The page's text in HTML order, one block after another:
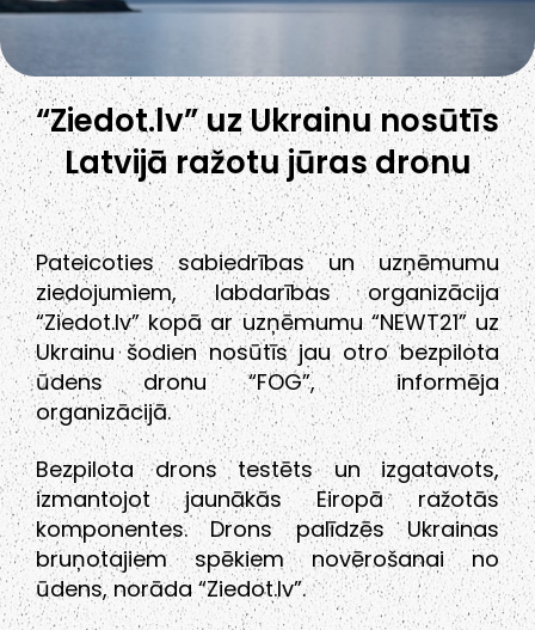
“Ziedot.lv” uz Ukrainu nosūtīs
Latvijā ražotu jūras dronu
Pateicoties sabiedrības un uzņēmumu
ziedojumiem, labdarības organizācija
“Ziedot.lv” kopā ar uzņēmumu “NEWT21” uz
Ukrainu šodien nosūtīs jau otro bezpilota
ūdens dronu “FOG”, informēja
organizācijā.
Bezpilota drons testēts un izgatavots,
izmantojot jaunākās Eiropā ražotās
komponentes. Drons palīdzēs Ukrainas
bruņotajiem spēkiem novērošanai no
ūdens, norāda “Ziedot.lv”.